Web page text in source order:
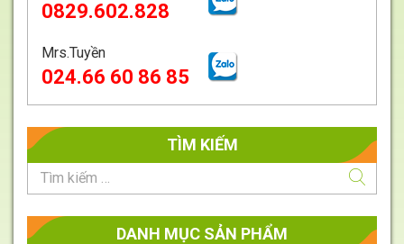
0829.602.828
Mrs.Tuyền
024.66 60 86 85
TÌM KIẾM
DANH MỤC SẢN PHẨM